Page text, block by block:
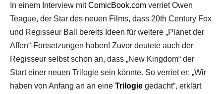
In einem Interview mitComicBook.com verriet Owen
Teague, der Star des neuen Films, dass 20th Century Fox
und Regisseur Ball bereits Ideen für weitere „Planet der
Affen“-Fortsetzungen haben! Zuvor deutete auch der
Regisseur selbst schon an, dass „New Kingdom“ der
Start einer neuen Trilogie sein könnte. So verriet er: „Wir
haben von Anfang an an eine Trilogie gedacht“, erklärt